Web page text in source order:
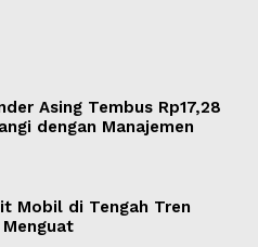
Asing Tembus Rp17,28
dengan Manajemen
Mobil di Tengah Tren